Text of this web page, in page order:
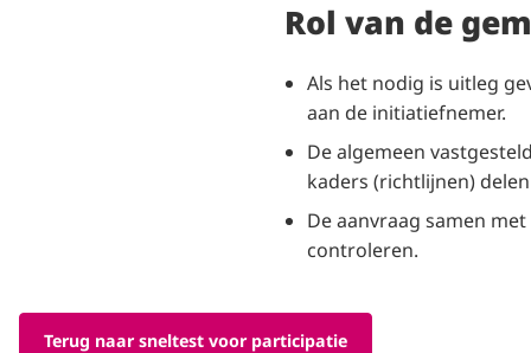
Rol van de
Als het nodig is uitleg
aan de initiatiefnemer.
De algemeen
kaders (richtlijnen)
De aanvraag samen
controleren.
Terug naar sneltest voor participatie